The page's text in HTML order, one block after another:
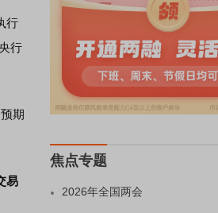
行
行
期
易
焦点专题
2026年全国两会